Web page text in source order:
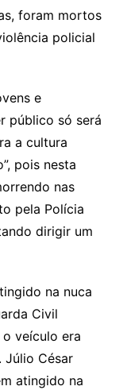
foram mortos
policial
e
público só será
a cultura
pois nesta
nas
pela Polícia
dirigir um
na nuca
Civil
veículo era
Júlio César
atingido na